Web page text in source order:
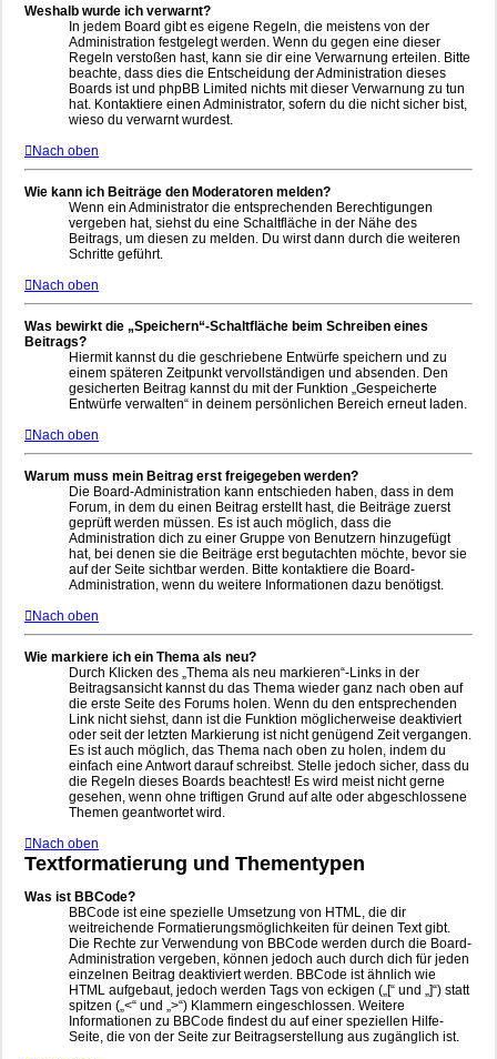
Weshalb wurde ich verwarnt?
In jedem Board gibt es eigene Regeln, die meistens von der
Administration festgelegt werden. Wenn du gegen eine dieser
Regeln verstoßen hast, kann sie dir eine Verwarnung erteilen. Bitte
beachte, dass dies die Entscheidung der Administration dieses
Boards ist und phpBB Limited nichts mit dieser Verwarnung zu tun
hat. Kontaktiere einen Administrator, sofern du die nicht sicher bist,
wieso du verwarnt wurdest.
Nach oben
Wie kann ich Beiträge den Moderatoren melden?
Wenn ein Administrator die entsprechenden Berechtigungen
vergeben hat, siehst du eine Schaltfläche in der Nähe des
Beitrags, um diesen zu melden. Du wirst dann durch die weiteren
Schritte geführt.
Nach oben
Was bewirkt die „Speichern“-Schaltfläche beim Schreiben eines
Beitrags?
Hiermit kannst du die geschriebene Entwürfe speichern und zu
einem späteren Zeitpunkt vervollständigen und absenden. Den
gesicherten Beitrag kannst du mit der Funktion „Gespeicherte
Entwürfe verwalten“ in deinem persönlichen Bereich erneut laden.
Nach oben
Warum muss mein Beitrag erst freigegeben werden?
Die Board-Administration kann entschieden haben, dass in dem
Forum, in dem du einen Beitrag erstellt hast, die Beiträge zuerst
geprüft werden müssen. Es ist auch möglich, dass die
Administration dich zu einer Gruppe von Benutzern hinzugefügt
hat, bei denen sie die Beiträge erst begutachten möchte, bevor sie
auf der Seite sichtbar werden. Bitte kontaktiere die Board-
Administration, wenn du weitere Informationen dazu benötigst.
Nach oben
Wie markiere ich ein Thema als neu?
Durch Klicken des „Thema als neu markieren“-Links in der
Beitragsansicht kannst du das Thema wieder ganz nach oben auf
die erste Seite des Forums holen. Wenn du den entsprechenden
Link nicht siehst, dann ist die Funktion möglicherweise deaktiviert
oder seit der letzten Markierung ist nicht genügend Zeit vergangen.
Es ist auch möglich, das Thema nach oben zu holen, indem du
einfach eine Antwort darauf schreibst. Stelle jedoch sicher, dass du
die Regeln dieses Boards beachtest! Es wird meist nicht gerne
gesehen, wenn ohne triftigen Grund auf alte oder abgeschlossene
Themen geantwortet wird.
Nach oben
Textformatierung und Thementypen
Was ist BBCode?
BBCode ist eine spezielle Umsetzung von HTML, die dir
weitreichende Formatierungsmöglichkeiten für deinen Text gibt.
Die Rechte zur Verwendung von BBCode werden durch die Board-
Administration vergeben, können jedoch auch durch dich für jeden
einzelnen Beitrag deaktiviert werden. BBCode ist ähnlich wie
HTML aufgebaut, jedoch werden Tags von eckigen („[“ und „]“) statt
spitzen („<“ und „>“) Klammern eingeschlossen. Weitere
Informationen zu BBCode findest du auf einer speziellen Hilfe-
Seite, die von der Seite zur Beitragserstellung aus zugänglich ist.